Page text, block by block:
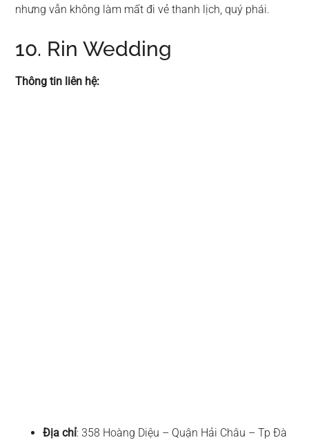
nhưng vẫn không làm mất đi vẻ thanh lịch, quý phái.
10. Rin Wedding
Thông tin liên hệ:
Địa chỉ: 358 Hoàng Diệu – Quận Hải Châu – Tp Đà